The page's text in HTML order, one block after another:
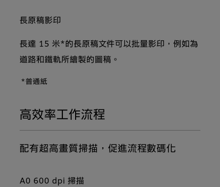
長原稿影印
長達 15 米*的長原稿文件可以批量影印，例如為
道路和鐵軌所繪製的圖稿。
*普通紙
高效率工作流程
配有超高畫質掃描，促進流程數碼化
A0 600 dpi 掃描